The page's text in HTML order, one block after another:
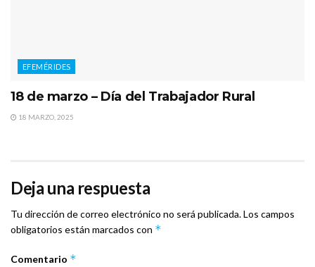
EFEMÉRIDES
18 de marzo – Día del Trabajador Rural
18 MARZO, 2025
Deja una respuesta
Tu dirección de correo electrónico no será publicada.Los campos
obligatorios están marcados con *
Comentario *